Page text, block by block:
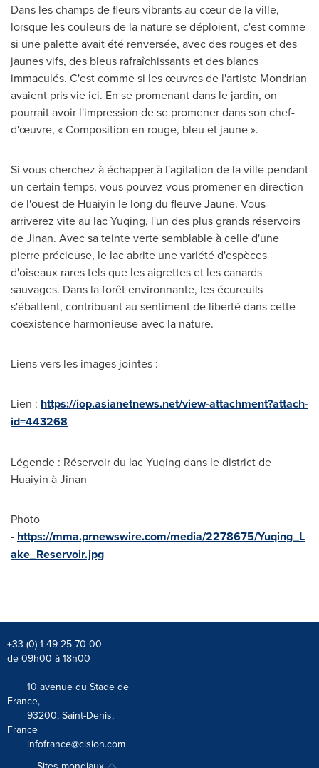
Dans les champs de fleurs vibrants au cœur de la ville,
lorsque les couleurs de la nature se déploient, c'est comme
si une palette avait été renversée, avec des rouges et des
jaunes vifs, des bleus rafraîchissants et des blancs
immaculés. C'est comme si les œuvres de l'artiste Mondrian
avaient pris vie ici. En se promenant dans le jardin, on
pourrait avoir l'impression de se promener dans son chef-
d'œuvre, « Composition en rouge, bleu et jaune ».
Si vous cherchez à échapper à l'agitation de la ville pendant
un certain temps, vous pouvez vous promener en direction
de l'ouest de Huaiyin le long du fleuve Jaune. Vous
arriverez vite au lac Yuqing, l'un des plus grands réservoirs
deJinan. Avec sa teinte verte semblable à celle d'une
pierre précieuse, le lac abrite une variété d'espèces
d'oiseaux rares tels que les aigrettes et les canards
sauvages. Dans la forêt environnante, les écureuils
s'ébattent, contribuant au sentiment de liberté dans cette
coexistence harmonieuse avec la nature.
Liens vers les images jointes :
Lien : https://iop.asianetnews.net/view-attachment?attach-
id=443268
Légende : Réservoir du lac Yuqing dans le district de
Huaiyin àJinan
Photo
- https://mma.prnewswire.com/media/2278675/Yuqing_L
ake_Reservoir.jpg
+33 (0) 1 49 25 70 00
de 09h00 à 18h00
10 avenue du Stade de
France,
93200, Saint-Denis,
France
infofrance@cision.com